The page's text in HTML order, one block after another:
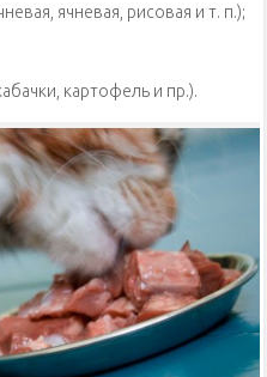
ячневая, рисовая и т. п.);
картофель и пр.).